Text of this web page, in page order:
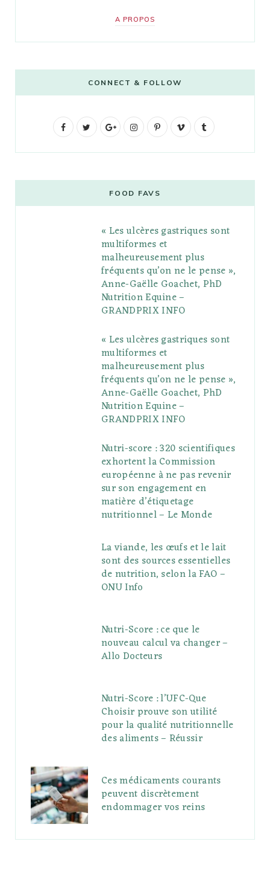
A PROPOS
CONNECT & FOLLOW
F
b
t
G
g
l
e
P
l
s
I
t
a
g
r
a
P
e
r
e
s
V
o
l
r
FOOD FAVS
« Les ulcères gastriques sont
multiformes et
malheureusement plus
fréquents qu’on ne le pense »,
Anne-Gaëlle Goachet, PhD
Nutrition Equine –
GRANDPRIX INFO
« Les ulcères gastriques sont
multiformes et
malheureusement plus
fréquents qu’on ne le pense »,
Anne-Gaëlle Goachet, PhD
Nutrition Equine –
GRANDPRIX INFO
Nutri-score : 320 scientifiques
exhortent la Commission
européenne à ne pas revenir
sur son engagement en
matière d’étiquetage
nutritionnel – Le Monde
La viande, les œufs et le lait
sont des sources essentielles
de nutrition, selon la FAO –
ONU Info
Nutri-Score : ce que le
nouveau calcul va changer –
Allo Docteurs
Nutri-Score : l’UFC-Que
Choisir prouve son utilité
pour la qualité nutritionnelle
des aliments – Réussir
Ces médicaments courants
peuvent discrètement
endommager vos reins